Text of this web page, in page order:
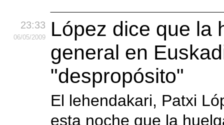
23:33
06/05/2009
López dice que la
general en
"despropósito"
El lehendakari, Patxi
esta noche que la